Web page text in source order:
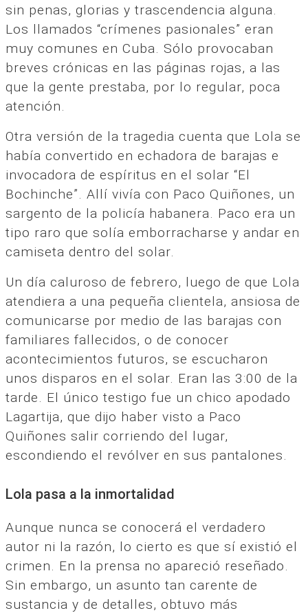
sin penas, glorias y trascendencia alguna.
Los llamados “crímenes pasionales” eran
muy comunes en Cuba. Sólo provocaban
breves crónicas en las páginas rojas, a las
que la gente prestaba, por lo regular, poca
atención.
Otra versión de la tragedia cuenta que Lola se
había convertido en echadora de barajas e
invocadora de espíritus en el solar “El
Bochinche”. Allí vivía con Paco Quiñones, un
sargento de la policía habanera. Paco era un
tipo raro que solía emborracharse y andar en
camiseta dentro del solar.
Un día caluroso de febrero, luego de que Lola
atendiera a una pequeña clientela, ansiosa de
comunicarse por medio de las barajas con
familiares fallecidos, o de conocer
acontecimientos futuros, se escucharon
unos disparos en el solar. Eran las 3:00 de la
tarde. El único testigo fue un chico apodado
Lagartija, que dijo haber visto a Paco
Quiñones salir corriendo del lugar,
escondiendo el revólver en sus pantalones.
Lola pasa a la inmortalidad
Aunque nunca se conocerá el verdadero
autor ni la razón, lo cierto es que sí existió el
crimen. En la prensa no apareció reseñado.
Sin embargo, un asunto tan carente de
sustancia y de detalles, obtuvo más